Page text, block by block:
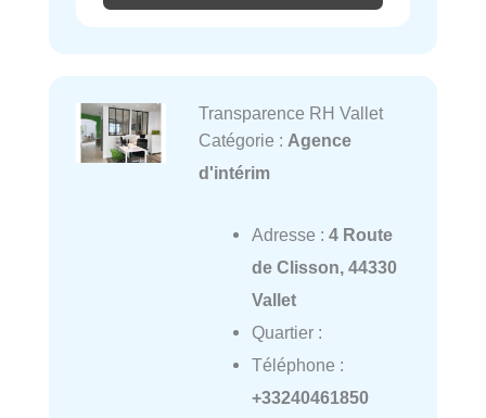
Transparence RH Vallet
Catégorie : Agence
d'intérim
Adresse : 4 Route
de Clisson, 44330
Vallet
Quartier :
Téléphone :
+33240461850